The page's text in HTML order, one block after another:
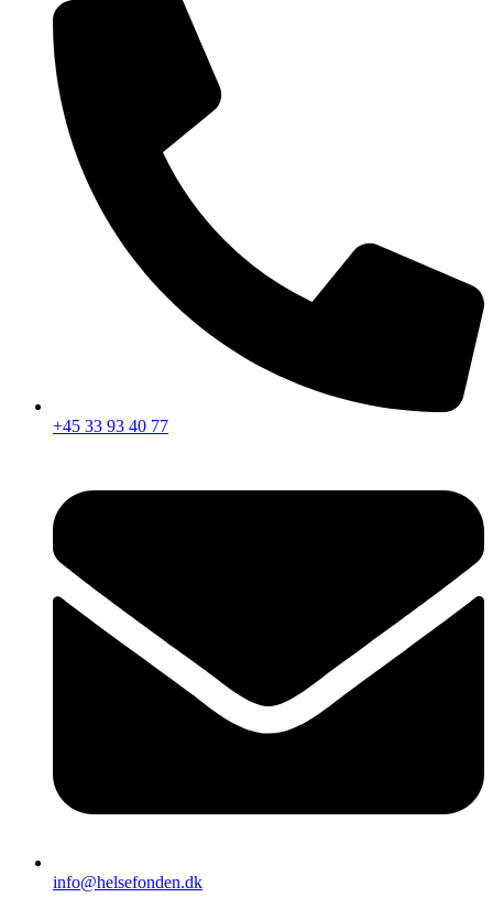
+45 33 93 40 77
info@helsefonden.dk